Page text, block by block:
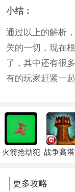
小结：
通过以上的解析
关的一切，现在
了，其中还有很
有的玩家赶紧一
火箭抢劫犯 战争高
更多攻略